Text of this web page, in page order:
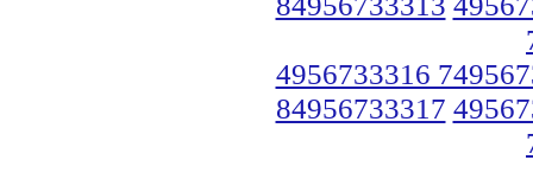
4956733316
84956733317